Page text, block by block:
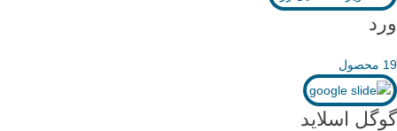
ورد
19 محصول
گوگل اسلاید